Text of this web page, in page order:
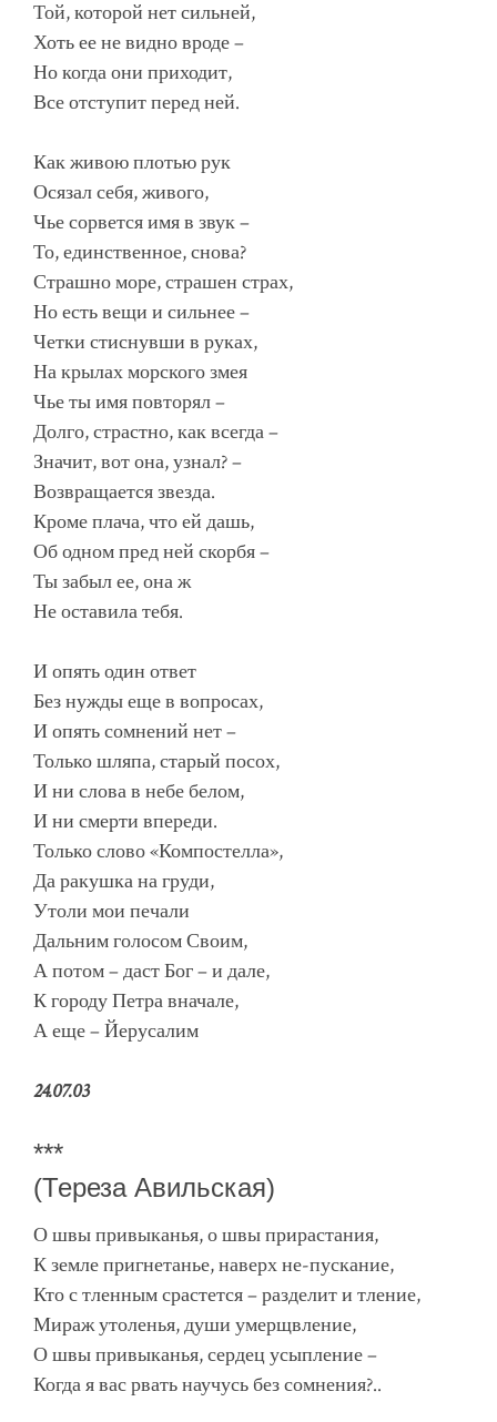
Той, которой нет сильней,
Хоть ее не видно вроде –
Но когда они приходит,
Все отступит перед ней.
Как живою плотью рук
Осязал себя, живого,
Чье сорвется имя в звук –
То, единственное, снова?
Страшно море, страшен страх,
Но есть вещи и сильнее –
Четки стиснувши в руках,
На крылах морского змея
Чье ты имя повторял –
Долго, страстно, как всегда –
Значит, вот она, узнал? –
Возвращается звезда.
Кроме плача, что ей дашь,
Об одном пред ней скорбя –
Ты забыл ее, она ж
Не оставила тебя.
И опять один ответ
Без нужды еще в вопросах,
И опять сомнений нет –
Только шляпа, старый посох,
И ни слова в небе белом,
И ни смерти впереди.
Только слово «Компостелла»,
Да ракушка на груди,
Утоли мои печали
Дальним голосом Своим,
А потом – даст Бог – и дале,
К городу Петра вначале,
А еще – Йерусалим
24.07.03
***
(Тереза Авильская)
О швы привыканья, о швы прирастания,
К земле пригнетанье, наверх не-пускание,
Кто с тленным срастется – разделит и тление,
Мираж утоленья, души умерщвление,
О швы привыканья, сердец усыпление –
Когда я вас рвать научусь без сомнения?..